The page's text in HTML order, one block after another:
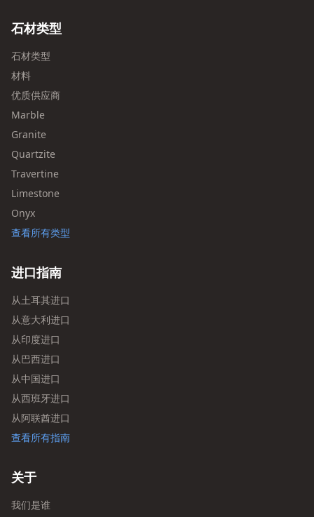
石材类型
石材类型
材料
优质供应商
Marble
Granite
Quartzite
Travertine
Limestone
Onyx
查看所有类型
进口指南
从土耳其进口
从意大利进口
从印度进口
从巴西进口
从中国进口
从西班牙进口
从阿联酋进口
查看所有指南
关于
我们是谁